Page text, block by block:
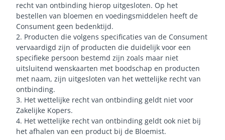
recht van ontbinding hierop uitgesloten. Op het
bestellen van bloemen en voedingsmiddelen heeft de
Consument geen bedenktijd.
2. Producten die volgens specificaties van de Consument
vervaardigd zijn of producten die duidelijk voor een
specifieke persoon bestemd zijn zoals maar niet
uitsluitend wenskaarten met boodschap en producten
met naam, zijn uitgesloten van het wettelijke recht van
ontbinding.
3. Het wettelijke recht van ontbinding geldt niet voor
Zakelijke Kopers.
4. Het wettelijke recht van ontbinding geldt ook niet bij
het afhalen van een product bij de Bloemist.